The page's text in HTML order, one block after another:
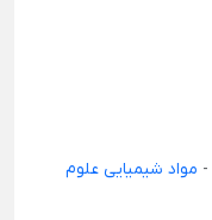
- مواد شیمیایی علوم